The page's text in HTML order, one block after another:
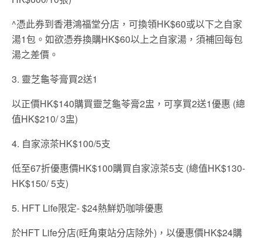
^憑此券到香港鴻福堂分店，可換領HK$60或以下之自家
湯1包。如欲憑券換購HK$60以上之自家湯，須補回每包
湯之差價。
3. 靈芝龜苓膏買2送1
以正價HK$140購買靈芝龜苓膏2盅，可享買2送1優惠 (總
值HK$210/ 3盅)
4. 自家涼茶HK$100/5支
低至67折優惠價HK$100購買自家涼茶5支 (總值HK$130-
HK$150/ 5支)
5. HFT Life限定- $24熱鮮奶咖啡優惠
於HFT Life分店(旺角東站分店除外)，以優惠價HK$24購